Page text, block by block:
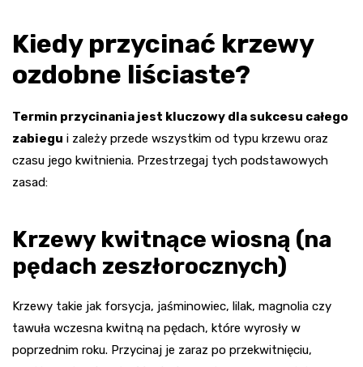
Kiedy przycinać krzewy
ozdobne liściaste?
Termin przycinania jest kluczowy dla sukcesu całego
zabiegu i zależy przede wszystkim od typu krzewu oraz
czasu jego kwitnienia. Przestrzegaj tych podstawowych
zasad:
Krzewy kwitnące wiosną (na
pędach zeszłorocznych)
Krzewy takie jak forsycja, jaśminowiec, lilak, magnolia czy
tawuła wczesna kwitną na pędach, które wyrosły w
poprzednim roku. Przycinaj je zaraz po przekwitnięciu,